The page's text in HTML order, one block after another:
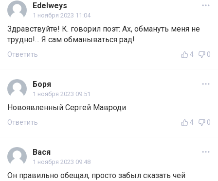
Edelweys
1 ноября 2023 11:04
Здравствуйте! К. говорил поэт: Ах, обмануть меня не
трудно!... Я сам обманываться рад!
Ответить 4 0
Боря
1 ноября 2023 09:51
Новоявленный Сергей Мавроди
Ответить 4 0
Вася
1 ноября 2023 09:48
Он правильно обещал, просто забыл сказать чей